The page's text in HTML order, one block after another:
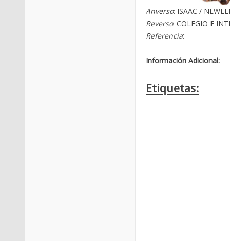
Anverso: ISAAC /
Reverso: COLEGIO E
Referencia:
Información Adicional:
Etiquetas: